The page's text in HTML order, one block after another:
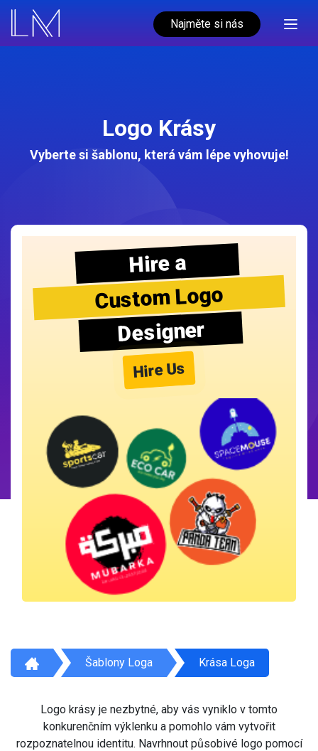
Najměte si nás
Logo Krásy
Vyberte si šablonu, která vám lépe vyhovuje!
Hire a
Custom Logo
Designer
Hire Us
Šablony Loga Krása Loga
Logo krásy je nezbytné, aby vás vyniklo v tomto
konkurenčním výklenku a pomohlo vám vytvořit
rozpoznatelnou identitu. Navrhnout působivé logo pomocí